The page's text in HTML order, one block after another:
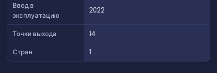
Ввод в
эксплуатацию
2022
Точки выхода
14
Стран
1